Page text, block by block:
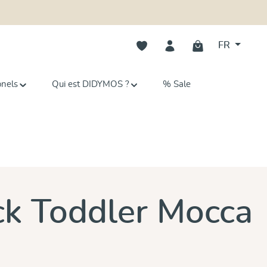
Vous avez 0 articles dans votre
FR
Qui est DIDYMOS ? % Sale
Toddler Mocca